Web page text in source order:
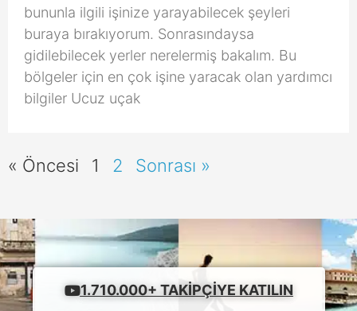
bununla ilgili işinize yarayabilecek şeyleri
buraya bırakıyorum. Sonrasındaysa
gidilebilecek yerler nerelermiş bakalım. Bu
bölgeler için en çok işine yaracak olan yardımcı
bilgiler Ucuz uçak
« Öncesi 1 2 Sonrası »
1.710.000+ TAKIPÇIYE KATILIN